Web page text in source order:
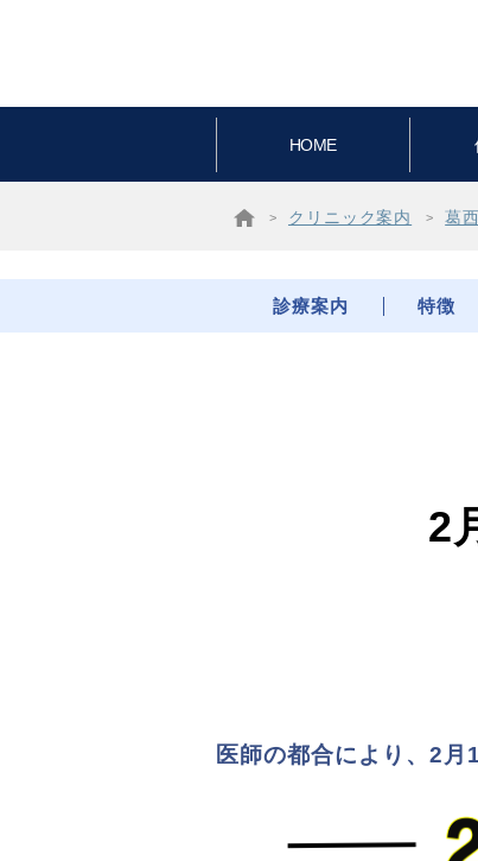
HOME
クリニック案内 葛
診療案内 特徴
2
医師の都合により、2月